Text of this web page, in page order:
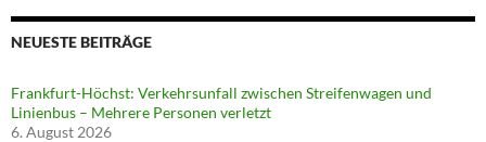
NEUESTE BEITRÄGE
Frankfurt-Höchst: Verkehrsunfall zwischen Streifenwagen und
Linienbus – Mehrere Personen verletzt
6. August 2026